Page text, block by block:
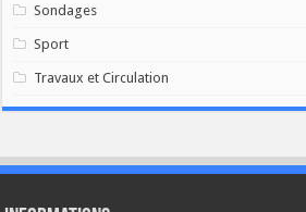
Sondages
Sport
Travaux et Circulation